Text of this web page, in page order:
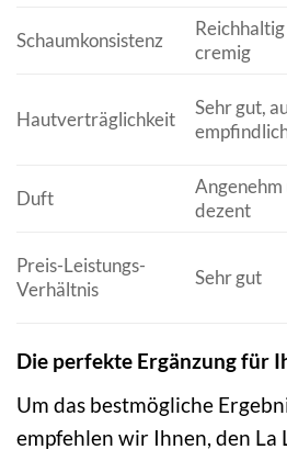
Schaumkonsistenz
cremig
Hautverträglichkeit
Sehr gut,
Duft
Angenehm
dezent
Preis-Leistungs-
Verhältnis
Sehr gut
Die perfekte Ergänzung für
Um das bestmögliche
empfehlen wir Ihnen, den La